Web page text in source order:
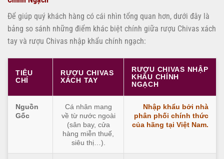
Để giúp quý khách hàng có cái nhìn tổng quan hơn, dưới đây là
bảng so sánh những điểm khác biệt chính giữa rượu Chivas xách
tay và rượu Chivas nhập khẩu chính ngạch:
TIÊU
CHÍ
RƯỢU CHIVAS
XÁCH TAY
RƯỢU CHIVAS NHẬP
KHẨU CHÍNH
NGẠCH
Nguồn
Gốc
Cá nhân mang
về từ nước ngoài
(sân bay, cửa
hàng miễn thuế,
siêu thị…).
Nhập khẩu bởi nhà
phân phối chính thức
của hãng tại Việt Nam.